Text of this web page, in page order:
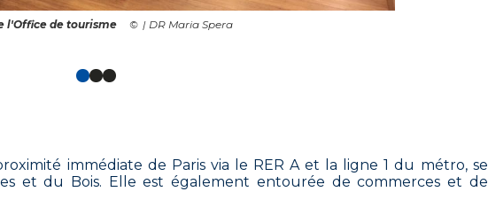
l'Office de tourisme | DR Maria Spera
immédiate de Paris via le RER A et la ligne 1 du métro, se
et du Bois. Elle est également entourée de commerces et de